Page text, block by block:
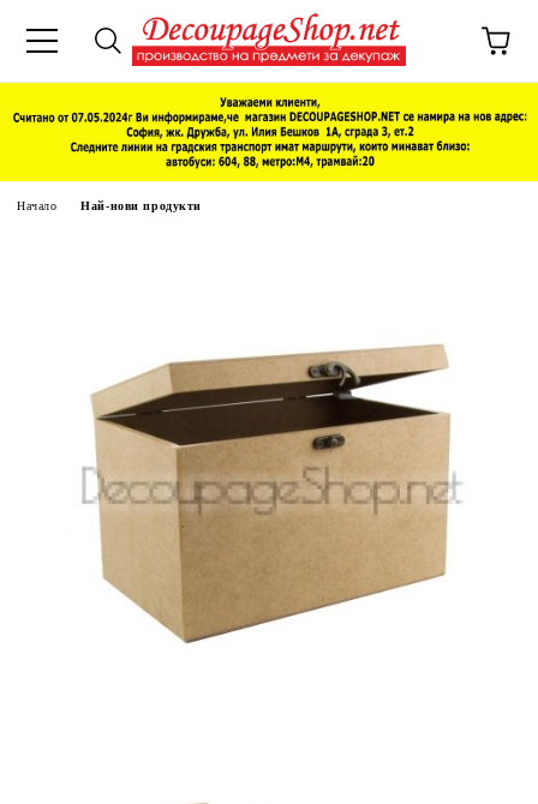
Начало Най-нови продукти